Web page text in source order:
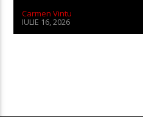
Carmen Vintu
IULIE 16, 2026